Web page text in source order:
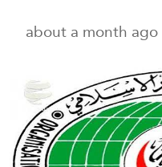
about a month ago